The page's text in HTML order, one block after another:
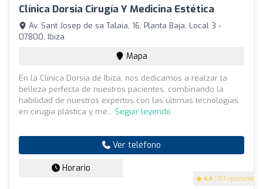
Clínica Dorsia Cirugía Y Medicina Estética
4.4 (157 opiniones)
Av. Sant Josep de sa Talaia, 16, Planta Baja, Local 3 -
07800, Ibiza
Mapa
En la Clínica Dorsia de Ibiza, nos dedicamos a realzar la
belleza perfecta de nuestros pacientes, combinando la
habilidad de nuestros expertos con las últimas tecnologías
en cirugía plástica y me... Seguir leyendo
Ver teléfono
Horario